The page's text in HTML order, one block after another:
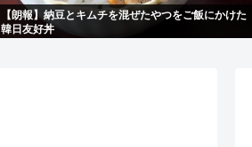
【朗報】納豆とキムチを混ぜたやつをご飯にかけた
韓日友好丼